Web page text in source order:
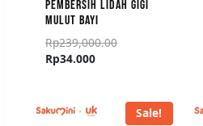
PEMBERSIH LIDAH GIGI
MULUT BAYI
Rp239,000.00
Rp34.000
Sale!